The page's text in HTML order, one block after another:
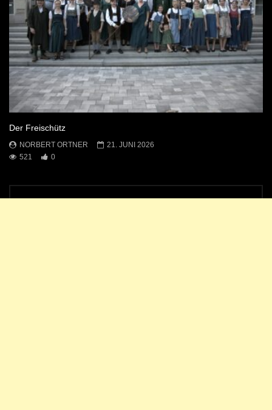
Der Freischütz
NORBERT ORTNER
21. JUNI 2026
521
0